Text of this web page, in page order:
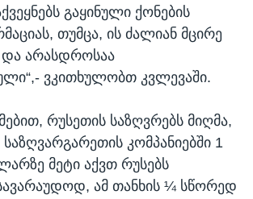
გაყინული ქონების
თუმცა, ის ძალიან მცირე
არასდროსაა
ვკითხულობთ კვლევაში.
რუსეთის საზღვრებს მიღმა,
კომპანიებში 1
მეტი აქვთ რუსებს
ამ თანხის ¼ სწორედ